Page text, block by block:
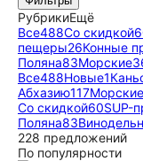
РубрикиЕщё
Все488Со скидкой
пещеры26Конные
Поляна83Морские
Все488Новые1
Абхазию117Морские
Со скидкой60SUP-
Поляна83
228 предложений
По популярности